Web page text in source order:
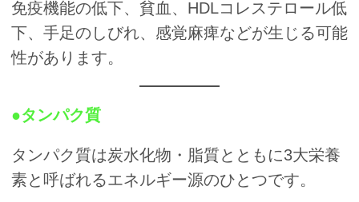
免疫機能の低下、貧血、HDLコレステロール低
下、手足のしびれ、感覚麻痺などが生じる可能
性があります。
●タンパク質
タンパク質は炭水化物・脂質とともに3大栄養
素と呼ばれるエネルギー源のひとつです。